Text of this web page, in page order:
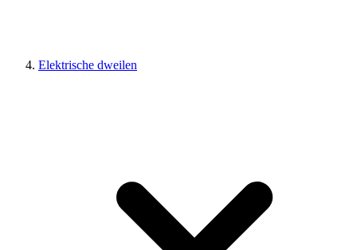
Elektrische dweilen